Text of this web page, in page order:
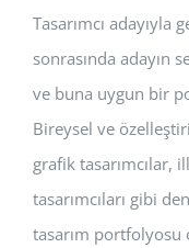
Tasarımcı
sonrasında adayın
ve buna uygun bir
Bireysel ve
grafik tasarımcılar,
tasarımcıları gibi
tasarım portfolyosu